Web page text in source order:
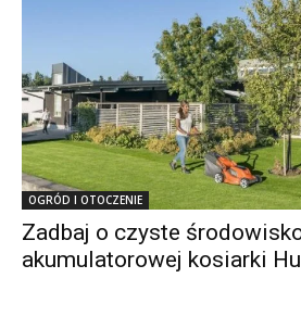
OGRÓD I OTOCZENIE
Zadbaj o czyste
akumulatorowej kosiarki